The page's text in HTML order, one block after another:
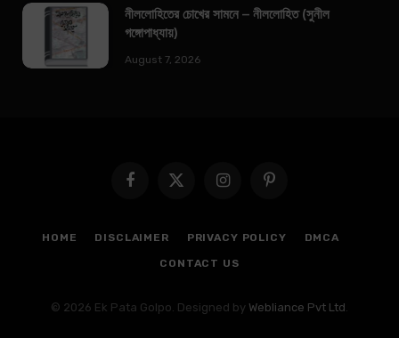
নীললোহিতের চোখের সামনে – নীললোহিত (সুনীল
গঙ্গোপাধ্যায়)
August 7, 2026
Facebook
X
InstagramPinterest
HOME DISCLAIMER PRIVACY POLICY DMCA
CONTACT US
© 2026 Ek Pata Golpo. Designed by Webliance Pvt Ltd.